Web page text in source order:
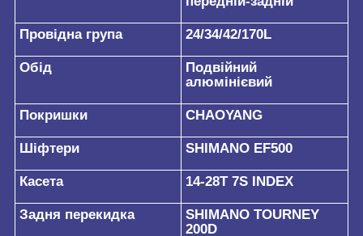
Провідна група 24/34/42/170L
Обід
Подвійний
алюмінієвий
Покришки CHAOYANG
Шіфтери SHIMANO EF500
Касета 14-28T 7S INDEX
Задня перекидка
SHIMANO TOURNEY
200D